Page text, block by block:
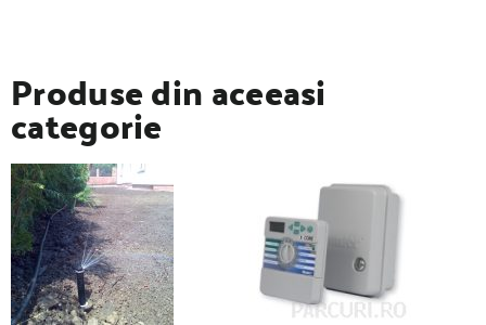
Produse din aceeasi
categorie